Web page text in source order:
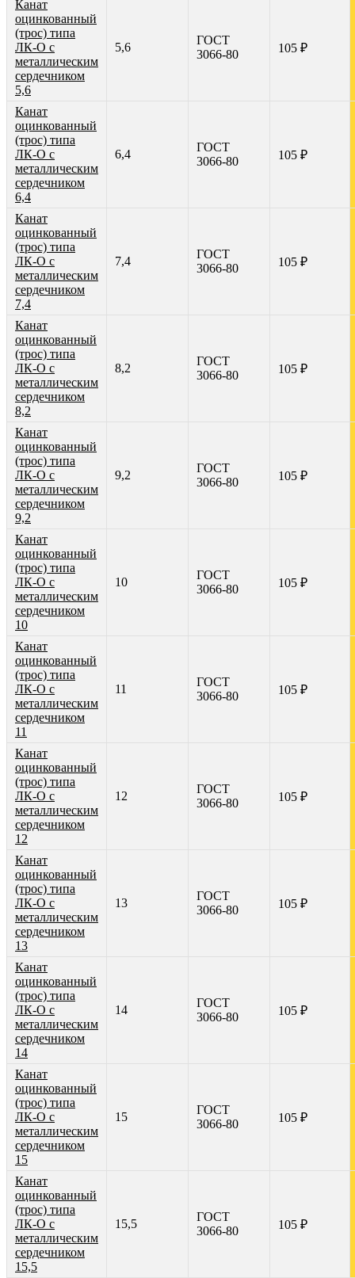
Канат
оцинкованный
(трос) типа
ЛК-О с
металлическим
сердечником
5,6
5,6
ГОСТ
3066-80
105 ₽
Канат
оцинкованный
(трос) типа
ЛК-О с
металлическим
сердечником
6,4
6,4
ГОСТ
3066-80
105 ₽
Канат
оцинкованный
(трос) типа
ЛК-О с
металлическим
сердечником
7,4
7,4
ГОСТ
3066-80
105 ₽
Канат
оцинкованный
(трос) типа
ЛК-О с
металлическим
сердечником
8,2
8,2
ГОСТ
3066-80
105 ₽
Канат
оцинкованный
(трос) типа
ЛК-О с
металлическим
сердечником
9,2
9,2
ГОСТ
3066-80
105 ₽
Канат
оцинкованный
(трос) типа
ЛК-О с
металлическим
сердечником
10
10
ГОСТ
3066-80
105 ₽
Канат
оцинкованный
(трос) типа
ЛК-О с
металлическим
сердечником
11
11
ГОСТ
3066-80
105 ₽
Канат
оцинкованный
(трос) типа
ЛК-О с
металлическим
сердечником
12
12
ГОСТ
3066-80
105 ₽
Канат
оцинкованный
(трос) типа
ЛК-О с
металлическим
сердечником
13
13
ГОСТ
3066-80
105 ₽
Канат
оцинкованный
(трос) типа
ЛК-О с
металлическим
сердечником
14
14
ГОСТ
3066-80
105 ₽
Канат
оцинкованный
(трос) типа
ЛК-О с
металлическим
сердечником
15
15
ГОСТ
3066-80
105 ₽
Канат
оцинкованный
(трос) типа
ЛК-О с
металлическим
сердечником
15,5
15,5
ГОСТ
3066-80
105 ₽